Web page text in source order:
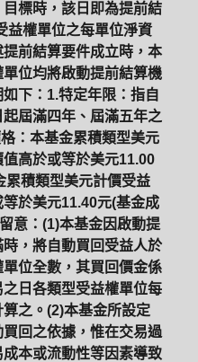
標時，該日即為提前結
益權單位之每單位淨資
前結算要件成立時，本
位均將啟動提前結算機
下：1.特定年限：指自
屆滿四年、屆滿五年之
：本基金累積類型美元
高於或等於美元11.00
累積類型美元計價受益
於美元11.40元(基金成
意：(1)本基金因啟動提
，將自動買回受益人於
位全數，其買回價金係
日各類型受益權單位每
之。(2)本基金所設定
回之依據，惟在交易過
本或流動性等因素導致